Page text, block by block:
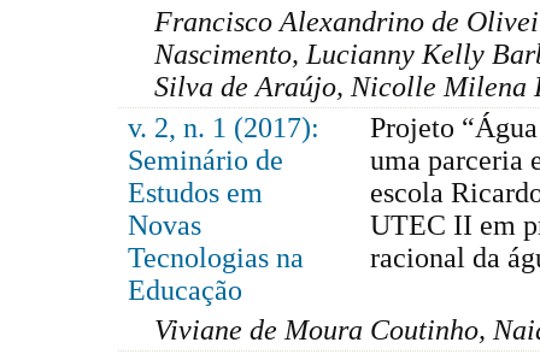
Francisco Alexandrino de
Nascimento, Lucianny Kelly
Silva de Araújo, Nicolle Milena
v. 2, n. 1 (2017):
Seminário de
Estudos em
Novas
Tecnologias na
Educação
Projeto
uma parceria
escola
UTEC II em
racional da
Viviane de Moura Coutinho,